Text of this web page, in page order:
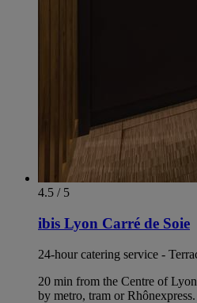
4.5 / 5
ibis Lyon Carré de Soie
24-hour catering service -
20 min from the Centre of
by metro, tram or Rhônexpress.